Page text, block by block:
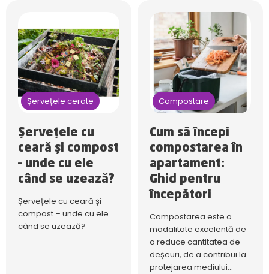
Șervețele cerate
Șervețele cu
ceară și compost
– unde cu ele
când se uzează?
Șervețele cu ceară și
compost – unde cu ele
când se uzează?
Compostare
Cum să începi
compostarea în
apartament:
Ghid pentru
începători
Compostarea este o
modalitate excelentă de
a reduce cantitatea de
deșeuri, de a contribui la
protejarea mediului...